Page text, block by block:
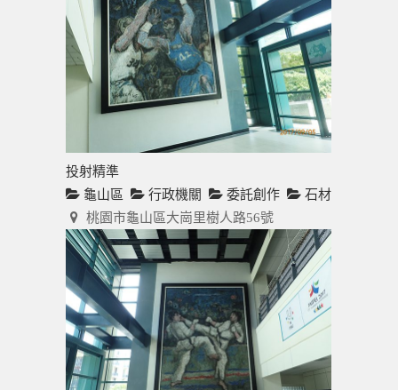
投射精準
龜山區
行政機關 委託創作
石材
桃園市龜山區大崗里樹人路56號